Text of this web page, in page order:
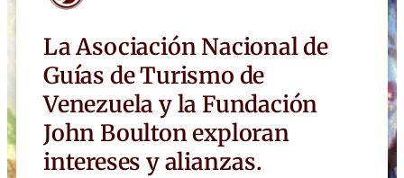
La Asociación Nacional de
Guías de Turismo de
Venezuela y la Fundación
John Boulton exploran
intereses y alianzas.